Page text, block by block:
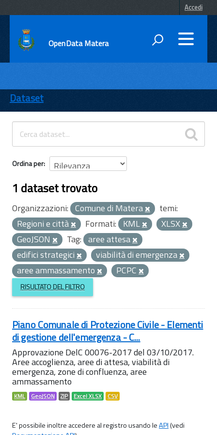
Accedi
OpenData Matera
ENTI
TEMI
INFORMAZIONI
Dataset
Ordina per
1 dataset trovato
Organizzazioni: Comune di Matera
temi:
Regioni e città
Formati: KML
XLSX
GeoJSON
Tag: aree attesa
edifici strategici
viabilità di emergenza
aree ammassamento
PCPC
RISULTATO DEL FILTRO
Piano Comunale di Protezione Civile - Elementi
di gestione dell'emergenza - C...
Approvazione DelC 00076-2017 del 03/10/2017.
Aree accoglienza, aree di attesa, viabilità di
emergenza, zone di confluenza, aree
ammassamento
KML GeoJSON ZIP Excel XLSX CSV
E' possibile inoltre accedere al registro usando leAPI(vedi